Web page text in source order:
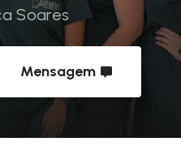
Soares
Mensagem